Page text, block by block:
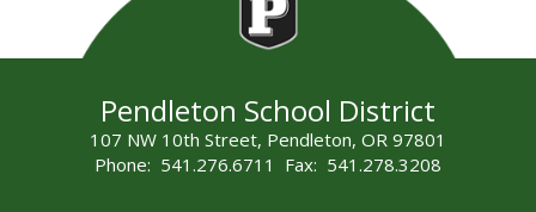
Pendleton School District
107 NW 10th Street, Pendleton, OR 97801
Phone: 541.276.6711 Fax: 541.278.3208